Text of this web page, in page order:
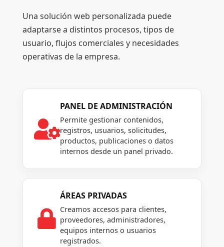
Una solución web personalizada puede
adaptarse a distintos procesos, tipos de
usuario, flujos comerciales y necesidades
operativas de la empresa.

PANEL DE ADMINISTRACIÓN
Permite gestionar contenidos,
registros, usuarios, solicitudes,
productos, publicaciones o datos
internos desde un panel privado.

ÁREAS PRIVADAS
Creamos accesos para clientes,
proveedores, administradores,
equipos internos o usuarios
registrados.